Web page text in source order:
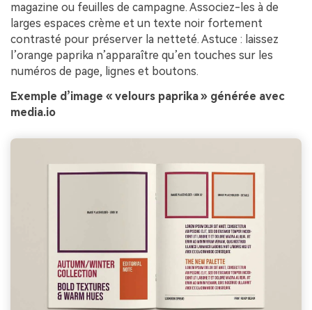
magazine ou feuilles de campagne. Associez-les à de
larges espaces crème et un texte noir fortement
contrasté pour préserver la netteté. Astuce : laissez
l’orange paprika n’apparaître qu’en touches sur les
numéros de page, lignes et boutons.
Exemple d’image « velours paprika » générée avec
media.io